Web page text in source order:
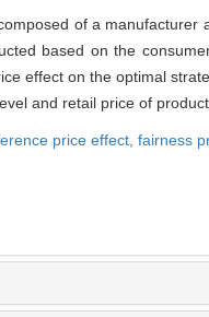
of a
based on the
effect on the optimal
and retail price of
price effect, fairness